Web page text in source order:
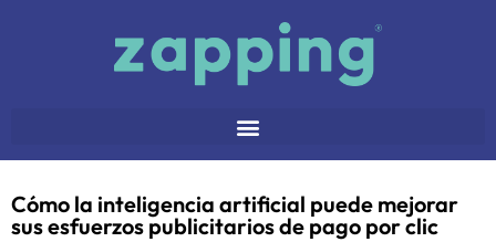
Cómo la inteligencia artificial puede mejorar
sus esfuerzos publicitarios de pago por clic